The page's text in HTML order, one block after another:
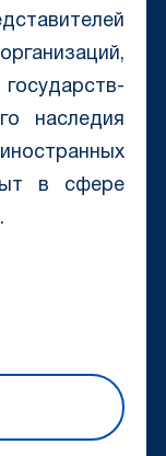
наследия
в сфере